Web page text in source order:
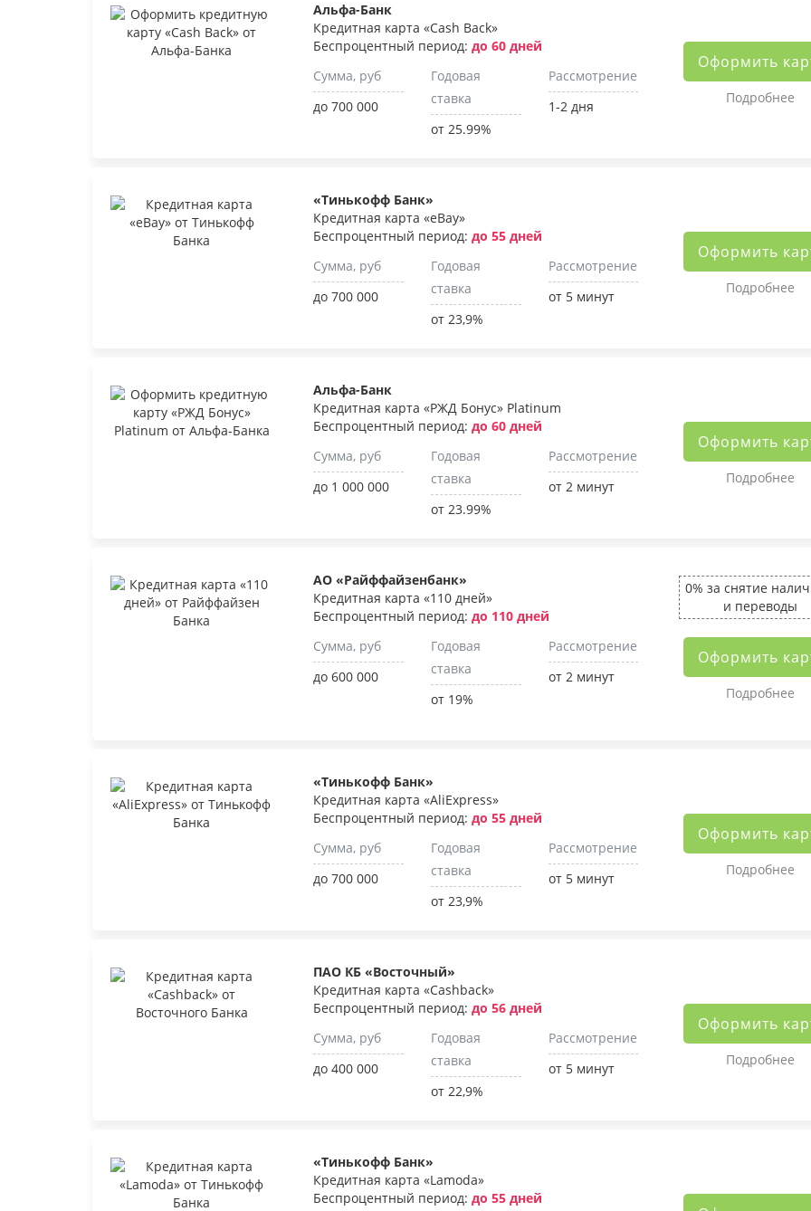
Альфа-Банк
Кредитная карта «Cash Back»
Беспроцентный период:до 60 дней
Сумма, руб
до 700 000
Годовая
ставка
от 25.99%
Рассмотрение
1-2 дня
Оформить
Подробнее
«Тинькофф Банк»
Кредитная карта «eBay»
Беспроцентный период:до 55 дней
Сумма, руб
до 700 000
Годовая
ставка
от 23,9%
Рассмотрение
от 5 минут
Оформить
Подробнее
Альфа-Банк
Кредитная карта «РЖД Бонус» Platinum
Беспроцентный период:до 60 дней
Сумма, руб
до 1 000 000
Годовая
ставка
от 23.99%
Рассмотрение
от 2 минут
Оформить
Подробнее
АО «Райффайзенбанк»
Кредитная карта «110 дней»
Беспроцентный период:до 110 дней
Сумма, руб
до 600 000
Годовая
ставка
от 19%
Рассмотрение
от 2 минут
0% за снятие
и переводы
Оформить
Подробнее
«Тинькофф Банк»
Кредитная карта «AliExpress»
Беспроцентный период:до 55 дней
Сумма, руб
до 700 000
Годовая
ставка
от 23,9%
Рассмотрение
от 5 минут
Оформить
Подробнее
ПАО КБ «Восточный»
Кредитная карта «Cashback»
Беспроцентный период:до 56 дней
Сумма, руб
до 400 000
Годовая
ставка
от 22,9%
Рассмотрение
от 5 минут
Оформить
Подробнее
«Тинькофф Банк»
Кредитная карта «Lamoda»
Беспроцентный период:до 55 дней